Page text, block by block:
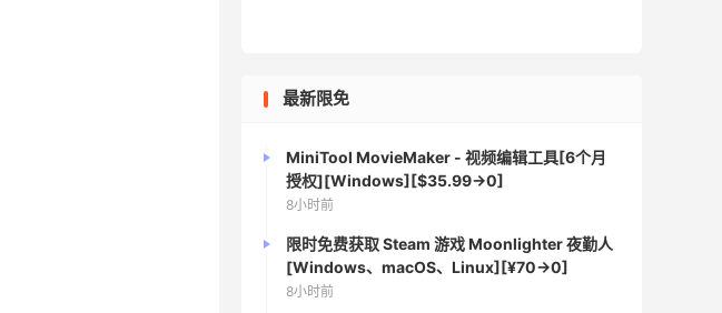
最新限免
MiniTool MovieMaker - 视频编辑工具[6个月
授权][Windows][$35.99→0]
8小时前
限时免费获取 Steam 游戏 Moonlighter 夜勤人
[Windows、macOS、Linux][¥70→0]
8小时前